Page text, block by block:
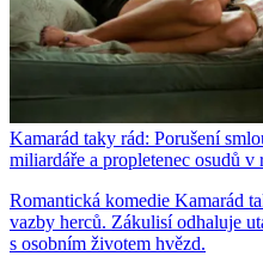
Kamarád taky rád: Porušení
miliardáře a propletenec osudů v
Romantická komedie Kamarád
vazby herců. Zákulisí odhaluje
s osobním životem hvězd.